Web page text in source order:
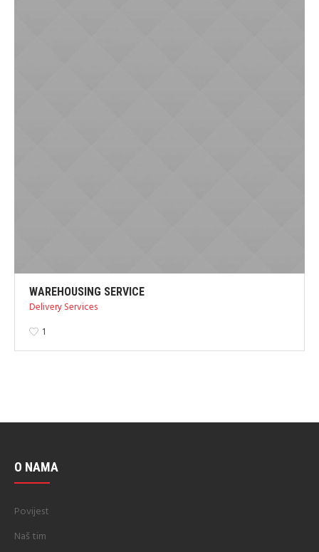
WAREHOUSING SERVICE
Delivery Services
1
O NAMA
Povijest
Naš tim